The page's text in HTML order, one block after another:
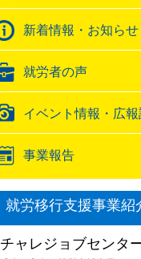
新着情報・お知らせ
就労者の声
イベント情報・広報
事業報告
就労移行支援事業紹
チャレジョブセンタ